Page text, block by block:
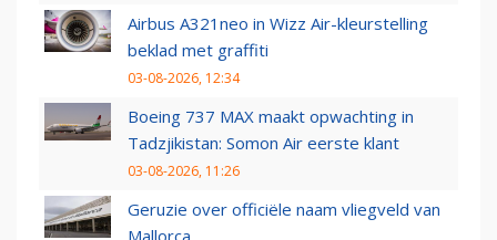
Airbus A321neo in Wizz Air-kleurstelling
beklad met graffiti
03-08-2026, 12:34
Boeing 737 MAX maakt opwachting in
Tadzjikistan: Somon Air eerste klant
03-08-2026, 11:26
Geruzie over officiële naam vliegveld van